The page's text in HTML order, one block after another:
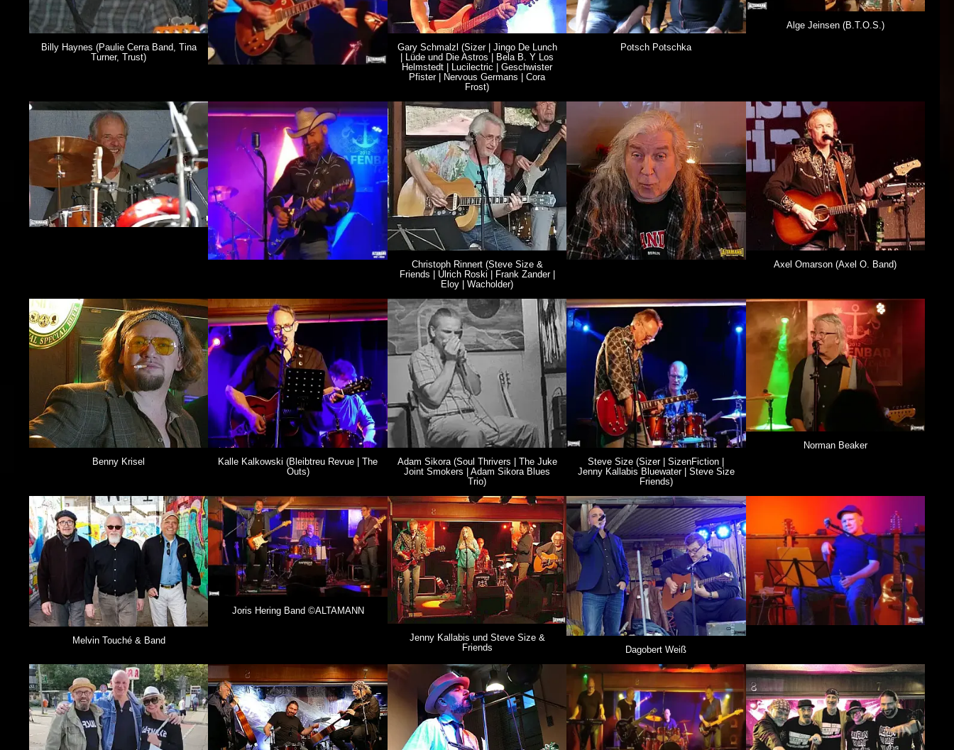
Billy Haynes (Paulie Cerra Band, Tina
Turner, Trust)
Gary Schmalzl (Sizer | Jingo De Lunch
| Lüde und Die Astros | Bela B. Y Los
Helmstedt | Lucilectric | Geschwister
Pfister | Nervous Germans | Cora
Frost)
Potsch Potschka
Alge Jeinsen (B.T.O.S.)
Christoph Rinnert (Steve Size &
Friends | Ulrich Roski | Frank Zander |
Eloy | Wacholder)
Axel Omarson (Axel O. Band)
Benny Krisel
Kalle Kalkowski (Bleibtreu Revue | The
Outs)
Adam Sikora (Soul Thrivers | The Juke
Joint Smokers | Adam Sikora Blues
Trio)
Steve Size (Sizer | SizenFiction |
Jenny Kallabis Bluewater | Steve Size
Friends)
Norman Beaker
Melvin Touché & Band
Joris Hering Band ©ALTAMANN
Jenny Kallabis und Steve Size &
Friends
Dagobert Weiß